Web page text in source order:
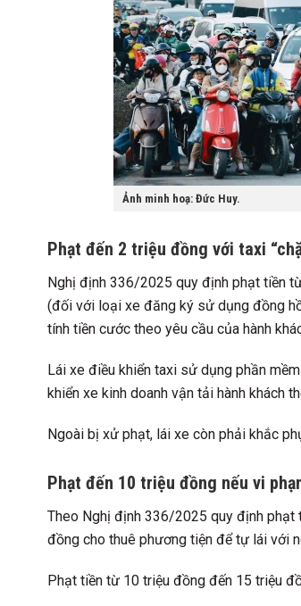
Ảnh minh hoạ: Đức Huy.
Phạt đến 2 triệu đồng với taxi
Nghị định 336/2025 quy định phạt tiền
(đối với loại xe đăng ký sử dụng đồng
tính tiền cước theo yêu cầu của hành
Lái xe điều khiển taxi sử dụng phần
khiển xe kinh doanh vận tải hành khách
Ngoài bị xử phạt, lái xe còn phải khắc
Phạt đến 10 triệu đồng nếu vi
Theo Nghị định 336/2025 quy định phạt
đồng cho thuê phương tiện để tự lái với
Phạt tiền từ 10 triệu đồng đến 15 triệu